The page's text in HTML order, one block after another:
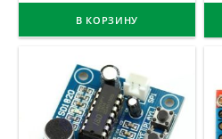
В КОРЗИНУ